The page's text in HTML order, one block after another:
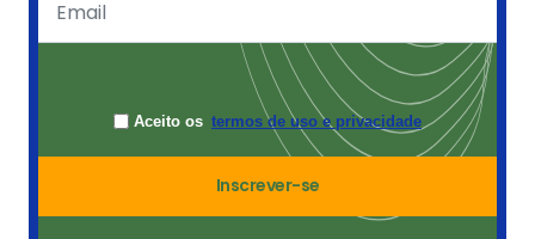
Aceito os termos de uso e privacidade
Inscrever-se